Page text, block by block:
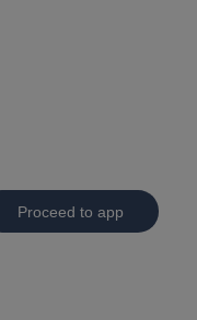
Proceed to app